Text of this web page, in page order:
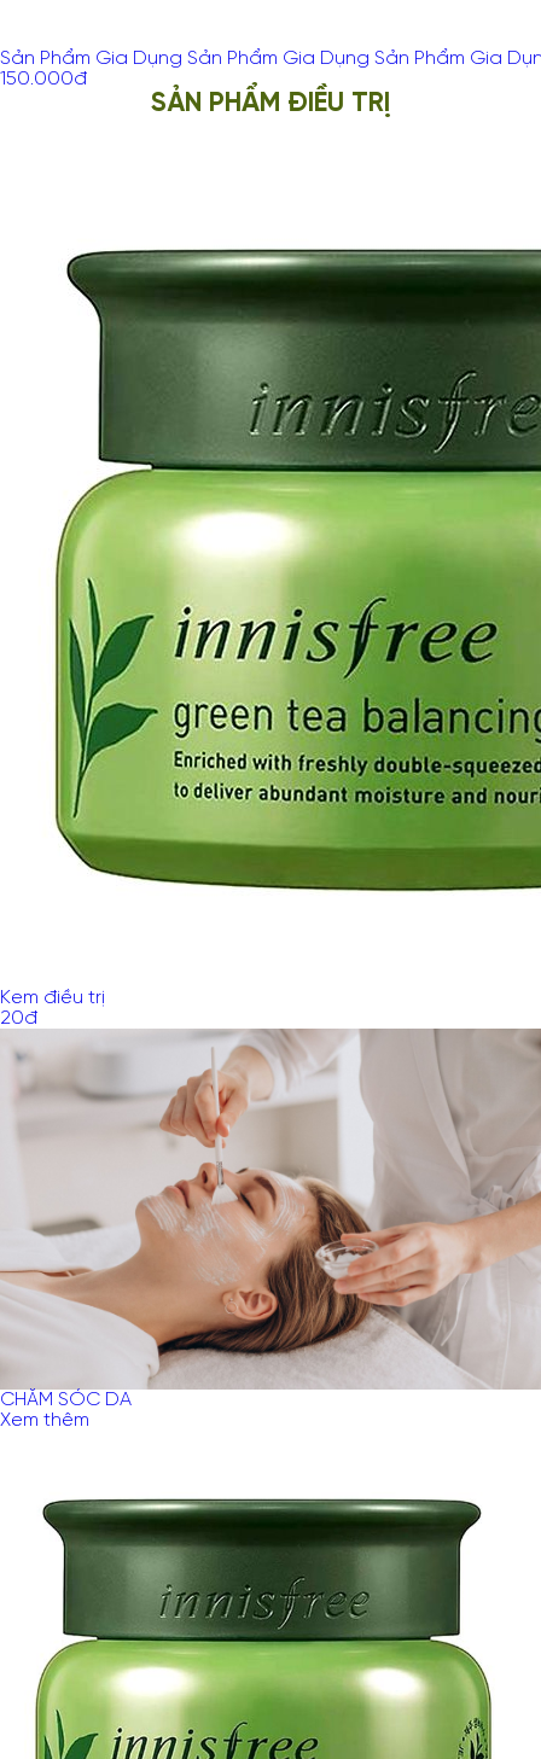
Sản Phẩm Gia Dụng Sản Phẩm Gia Dụng Sản Phẩm Gia
150.000đ
SẢN PHẨM ĐIỀU TRỊ
Kem điều trị
20đ
CHĂM SÓC DA
Xem thêm